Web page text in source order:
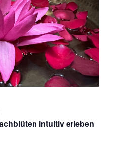
intuitiv erleben